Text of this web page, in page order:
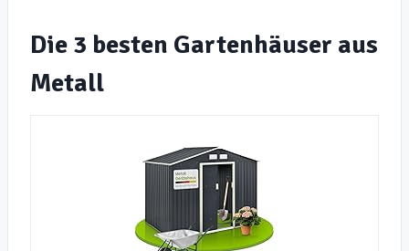
Die 3 besten Gartenhäuser aus
Metall